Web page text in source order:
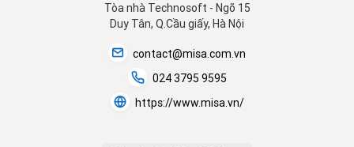
Tòa nhà Technosoft - Ngõ 15
Duy Tân, Q.Cầu giấy, Hà Nội
contact@misa.com.vn
024 3795 9595
https://www.misa.vn/